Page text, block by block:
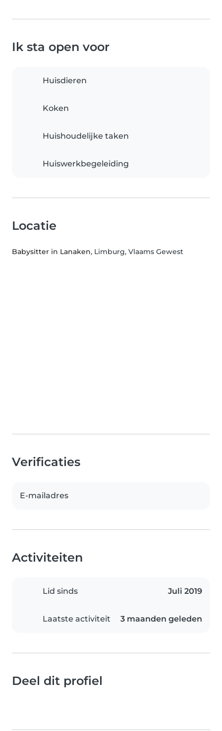
Ik sta open voor
Huisdieren
Koken
Huishoudelijke taken
Huiswerkbegeleiding
Locatie
Babysitter in Lanaken, Limburg, Vlaams Gewest
Verificaties
E-mailadres
Activiteiten
Lid sinds Juli 2019
Laatste activiteit 3 maanden geleden
Deel dit profiel